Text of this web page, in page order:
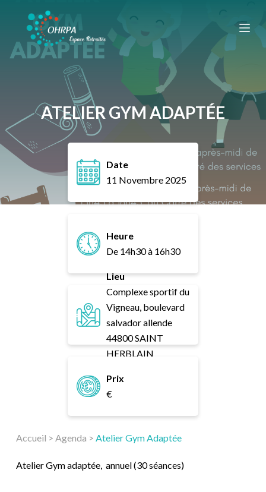
s
s
u
c
o
e
ATELIER GYM ADAPTÉE
Date
11 Novembre 2025
Heure
De 14h30 à 16h30
Lieu
Complexe sportif du
Vigneau, boulevard
salvador allende
44800 SAINT
HERBLAIN
Prix
€
Accueil > Agenda > Atelier Gym Adaptée
Atelier Gym adaptée, annuel (30 séances)